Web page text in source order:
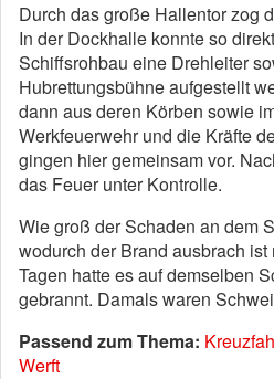
Durch das große Hallentor zog
In der Dockhalle konnte so
Schiffsrohbau eine Drehleiter
Hubrettungsbühne aufgestellt
dann aus deren Körben sowie
Werkfeuerwehr und die Kräfte
gingen hier gemeinsam vor.
das Feuer unter Kontrolle.
Wie groß der Schaden an dem
wodurch der Brand ausbrach
Tagen hatte es auf demselben
gebrannt. Damals waren
Passend zum Thema:
Werft